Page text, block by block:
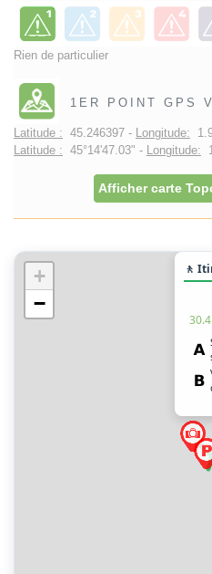
Rien de particulier
1ER POINT GPS
Latitude : 45.246397 - Longitude:
Latitude : 45°14'47.03" - Longitude:
Afficher carte
+
−
🚶